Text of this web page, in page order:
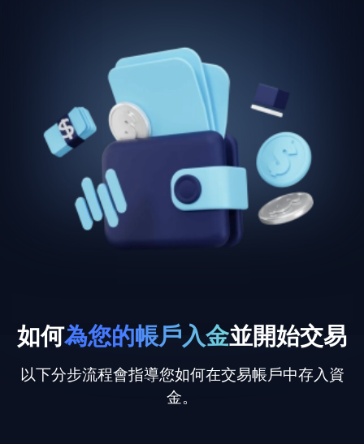
如何為您的帳戶入金並開始交易
以下分步流程會指導您如何在交易帳戶中存入資
金。